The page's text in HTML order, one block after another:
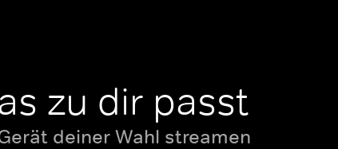
zu dir passt
deiner Wahl streamen